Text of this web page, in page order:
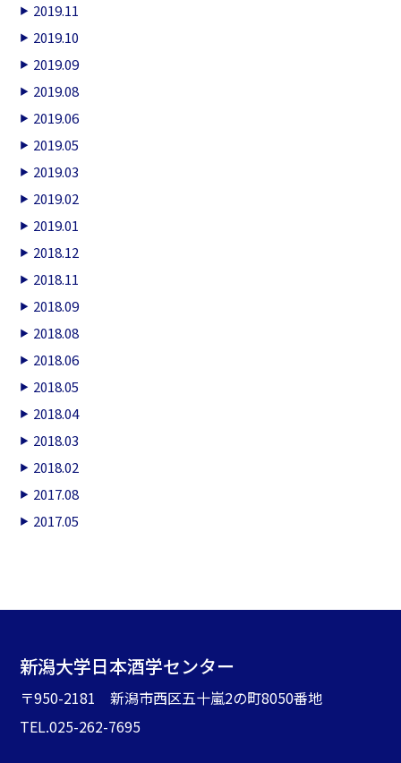
2019.11
2019.10
2019.09
2019.08
2019.06
2019.05
2019.03
2019.02
2019.01
2018.12
2018.11
2018.09
2018.08
2018.06
2018.05
2018.04
2018.03
2018.02
2017.08
2017.05
新潟大学日本酒学センター
〒950-2181 新潟市西区五十嵐2の町8050番地
TEL.025-262-7695